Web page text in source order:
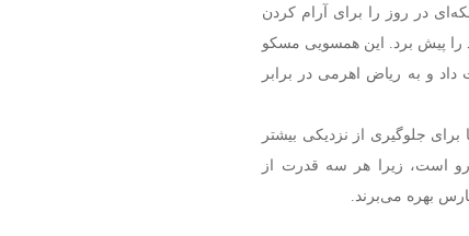
بشکه‌ای در روز را برای آرام کردن
را پیش برد. این همسویی مسکو
و به ریاض اهرمی در برابر
جلوگیری از نزدیکی بیشتر
است، زیرا هر سه قدرت از
بهره می‌برند.